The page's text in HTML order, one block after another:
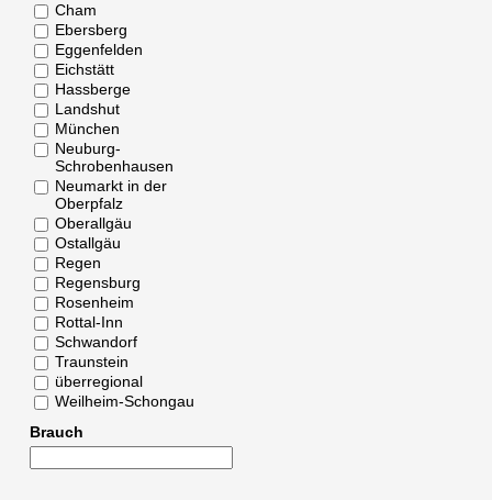
Cham
Ebersberg
Eggenfelden
Eichstätt
Hassberge
Landshut
München
Neuburg-
Schrobenhausen
Neumarkt in der
Oberpfalz
Oberallgäu
Ostallgäu
Regen
Regensburg
Rosenheim
Rottal-Inn
Schwandorf
Traunstein
überregional
Weilheim-Schongau
Brauch